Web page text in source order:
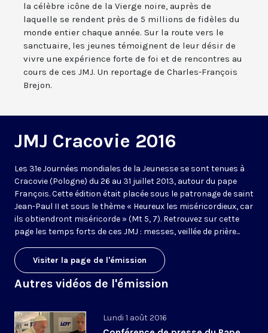
la célèbre icône de la Vierge noire, auprès de
laquelle se rendent près de 5 millions de fidèles du
monde entier chaque année. Sur la route vers le
sanctuaire, les jeunes témoignent de leur désir de
vivre une expérience forte de foi et de rencontres au
cours de ces JMJ. Un reportage de Charles-François
Brejon.
JMJ Cracovie 2016
Les 31e Journées mondiales de la Jeunesse se sont tenues à
Cracovie (Pologne) du 26 au 31 juillet 2013, autour du pape
François. Cette édition était placée sous le patronage de saint
Jean-Paul II et sous le thème « Heureux les miséricordieux, car
ils obtiendront miséricorde » (Mt 5, 7). Retrouvez sur cette
page les temps forts de ces JMJ : messes, veillée de prière...
Visiter la page de l'émission
Autres vidéos de l'émission
Lundi 1 août 2016